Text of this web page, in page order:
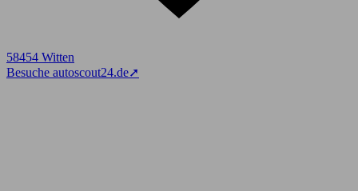
58454 Witten
Besuche autoscout24.de➚